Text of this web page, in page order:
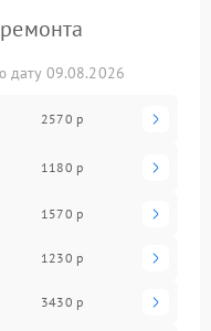
дату 09.08.2026
2570 р
1180 р
1570 р
1230 р
3430 р